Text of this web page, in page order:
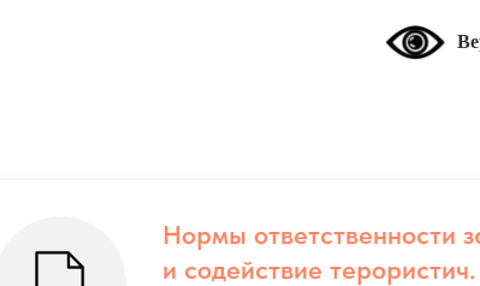
Нормы ответственности
и содействие терористич.